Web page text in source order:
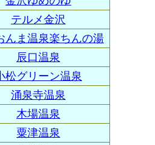
テルメ金沢
んま温泉楽ちんの湯
辰口温泉
松グリーン温泉
涌泉寺温泉
木場温泉
粟津温泉